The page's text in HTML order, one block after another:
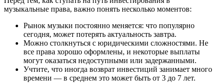
музыкальные права, важно понять несколько моментов:
Рынок музыки постоянно меняется: что популярно
сегодня, может потерять актуальность завтра.
Можно столкнуться с юридическими сложностями. Не
все права хорошо оформлены, и некоторые выплаты
могут оказаться недоступными или задержанными.
Учтите, что иногда возврат инвестиций занимает много
времени — в среднем это может быть от 3 до 7 лет.